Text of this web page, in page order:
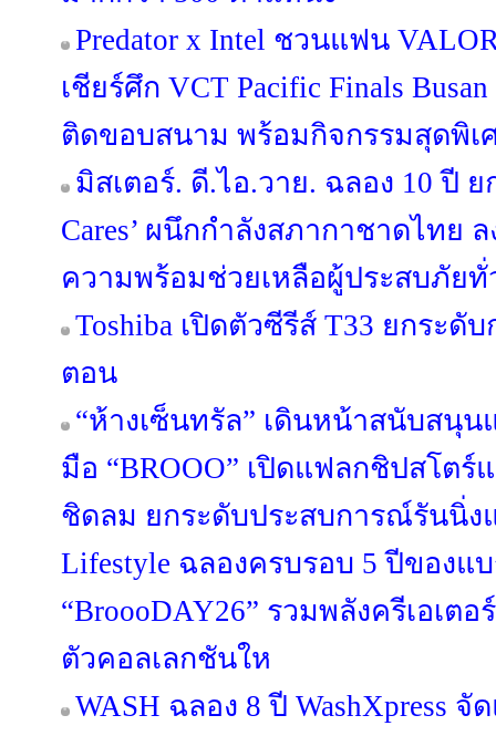
Predator x Intel ชวนแฟน
เชียร์ศึก VCT Pacific Finals
ติดขอบสนาม พร้อมกิจกรรมสุดพิเ
มิสเตอร์. ดี.ไอ.วาย. ฉลอง 10 ปี ย
Cares’ ผนึกกำลังสภากาชาดไทย
ความพร้อมช่วยเหลือผู้ประสบภัยทั่
Toshiba เปิดตัวซีรีส์ T33 ยกระดั
ตอน
“ห้างเซ็นทรัล” เดินหน้าสนับสนุ
มือ “BROOO” เปิดแฟลกชิปสโต
ชิดลม ยกระดับประสบการณ์รันนิ่ง
Lifestyle ฉลองครบรอบ 5 ปีของแ
“BroooDAY26” รวมพลังครีเอเต
ตัวคอลเลกชันให
WASH ฉลอง 8 ปี WashXpress